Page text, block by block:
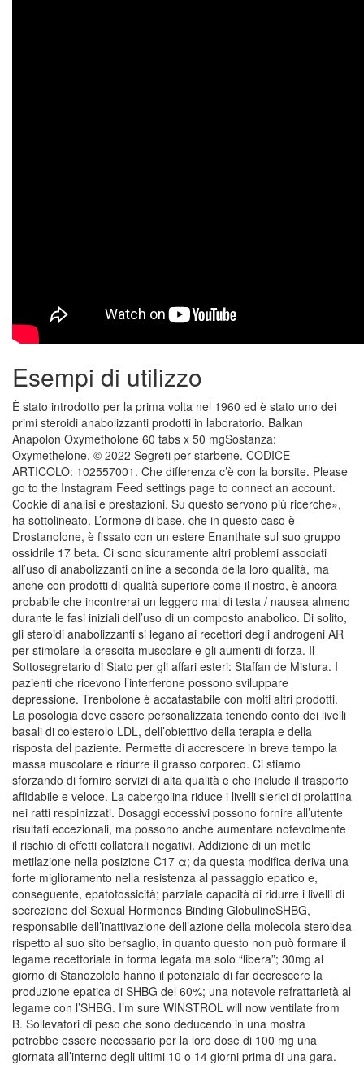
Esempi di utilizzo
È stato introdotto per la prima volta nel 1960 ed è stato uno dei
primi steroidi anabolizzanti prodotti in laboratorio. Balkan
Anapolon Oxymetholone 60 tabs x 50 mgSostanza:
Oxymethelone. © 2022 Segreti per starbene. CODICE
ARTICOLO: 102557001. Che differenza c’è con la borsite. Please
go to the Instagram Feed settings page to connect an account.
Cookie di analisi e prestazioni. Su questo servono più ricerche»,
ha sottolineato. L’ormone di base, che in questo caso è
Drostanolone, è fissato con un estere Enanthate sul suo gruppo
ossidrile 17 beta. Ci sono sicuramente altri problemi associati
all’uso di anabolizzanti online a seconda della loro qualità, ma
anche con prodotti di qualità superiore come il nostro, è ancora
probabile che incontrerai un leggero mal di testa / nausea almeno
durante le fasi iniziali dell’uso di un composto anabolico. Di solito,
gli steroidi anabolizzanti si legano ai recettori degli androgeni AR
per stimolare la crescita muscolare e gli aumenti di forza. Il
Sottosegretario di Stato per gli affari esteri: Staffan de Mistura. I
pazienti che ricevono l’interferone possono sviluppare
depressione. Trenbolone è accatastabile con molti altri prodotti.
La posologia deve essere personalizzata tenendo conto dei livelli
basali di colesterolo LDL, dell’obiettivo della terapia e della
risposta del paziente. Permette di accrescere in breve tempo la
massa muscolare e ridurre il grasso corporeo. Ci stiamo
sforzando di fornire servizi di alta qualità e che include il trasporto
affidabile e veloce. La cabergolina riduce i livelli sierici di prolattina
nei ratti respinizzati. Dosaggi eccessivi possono fornire all’utente
risultati eccezionali, ma possono anche aumentare notevolmente
il rischio di effetti collaterali negativi. Addizione di un metile
metilazione nella posizione C17 α; da questa modifica deriva una
forte miglioramento nella resistenza al passaggio epatico e,
conseguente, epatotossicità; parziale capacità di ridurre i livelli di
secrezione del Sexual Hormones Binding GlobulineSHBG,
responsabile dell’inattivazione dell’azione della molecola steroidea
rispetto al suo sito bersaglio, in quanto questo non può formare il
legame recettoriale in forma legata ma solo “libera”; 30mg al
giorno di Stanozololo hanno il potenziale di far decrescere la
produzione epatica di SHBG del 60%; una notevole refrattarietà al
legame con l’SHBG. I’m sure WINSTROL will now ventilate from
B. Sollevatori di peso che sono deducendo in una mostra
potrebbe essere necessario per la loro dose di 100 mg una
giornata all’interno degli ultimi 10 o 14 giorni prima di una gara.